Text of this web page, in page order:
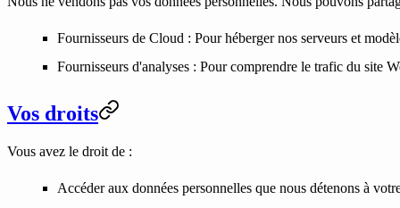
Fournisseurs de Cloud : Pour héberger nos serveurs et
Fournisseurs d'analyses : Pour comprendre le trafic du site
Vos droits
Vous avez le droit de :
Accéder aux données personnelles que nous détenons à